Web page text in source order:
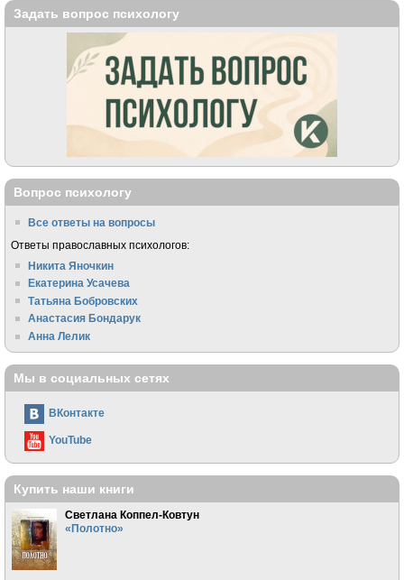
Задать вопрос психологу
Вопрос психологу
Все ответы на вопросы
Ответы православных психологов:
Никита Яночкин
Екатерина Усачева
Татьяна Бобровских
Анастасия Бондарук
Анна Лелик
Мы в социальных сетях
ВКонтакте
YouTube
Купить наши книги
Светлана Коппел-Ковтун
«Полотно»